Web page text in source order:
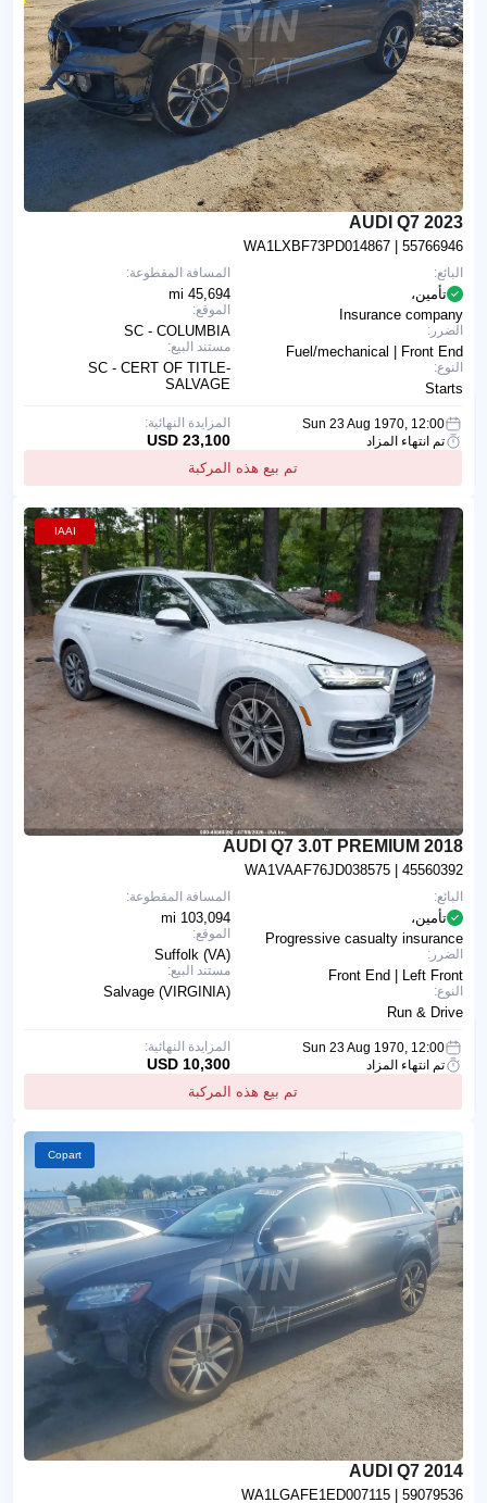
2023 AUDI Q7
WA1LXBF73PD014867 | 55766946
المسافة المقطوعة:
45,694 mi
الموقع:
SC - COLUMBIA
مستند البيع:
SC - CERT OF TITLE-
SALVAGE
البائع:
تأمين،
Insurance company
الضرر:
Fuel/mechanical | Front End
النوع:
Starts
Sun 23 Aug 1970, 12:00
تم انتهاء المزاد
تم بيع هذه المركبة
المزايدة النهائية:
23,100 USD
IAAI
2018 AUDI Q7 3.0T PREMIUM
WA1VAAF76JD038575 | 45560392
المسافة المقطوعة:
103,094 mi
الموقع:
Suffolk (VA)
مستند البيع:
Salvage (VIRGINIA)
البائع:
تأمين،
Progressive casualty insurance
الضرر:
Front End | Left Front
النوع:
Run & Drive
Sun 23 Aug 1970, 12:00
تم انتهاء المزاد
تم بيع هذه المركبة
المزايدة النهائية:
10,300 USD
Copart
2014 AUDI Q7
WA1LGAFE1ED007115 | 59079536